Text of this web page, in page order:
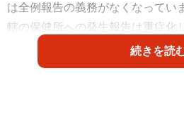
は全例報告の義務がなくなってい
轄の保健所への発生報告は重症化
い人や基礎疾患がない人は報告不
続きを読